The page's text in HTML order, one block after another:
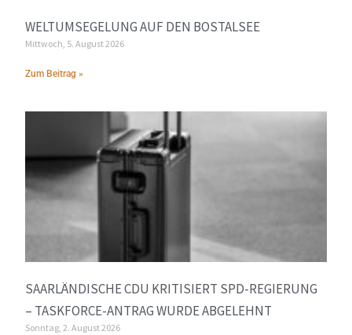
WELTUMSEGELUNG AUF DEN BOSTALSEE
Mittwoch, 5. August 2026
Zum Beitrag »
SAARLÄNDISCHE CDU KRITISIERT SPD-REGIERUNG
– TASKFORCE-ANTRAG WURDE ABGELEHNT
Sonntag, 2. August 2026